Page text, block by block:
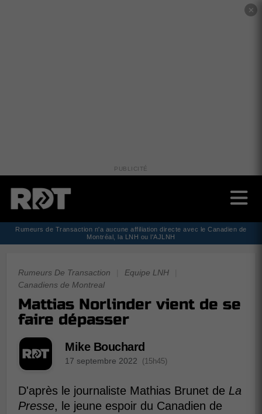
✕
PUBLICITÉ
Rumeurs de Transaction n'a aucune affiliation directe avec le Canadien de
Montréal, la LNH ou l'AJLNH
Rumeurs De Transaction Equipe LNH
Canadiens de Montreal
Mattias Norlinder vient de se
faire dépasser
Mike Bouchard
17 septembre 2022 (15h45)
D'après le journaliste Mathias Brunet de La
Presse, le jeune espoir du Canadien de